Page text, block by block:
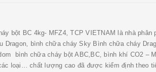
bột BC 4kg- MFZ4, TCP VIETNAM là nhà phân
Dragon, bình chữa cháy Sky Bình chữa cháy
bình chữa cháy bột ABC,BC, bình khí CO2 –
loại… chất lượng cao đã được kiểm định theo